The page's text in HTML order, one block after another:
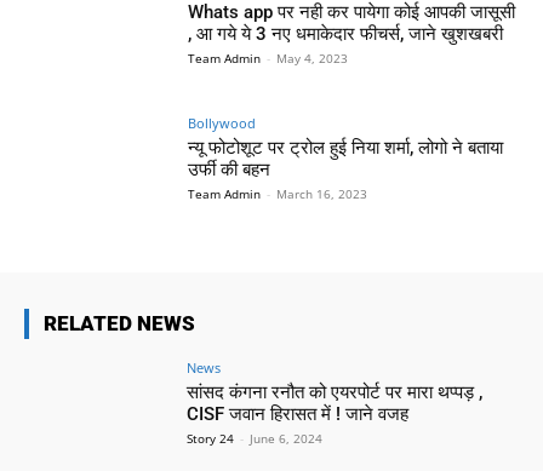
Whats app पर नही कर पायेगा कोई आपकी जासूसी
, आ गये ये 3 नए धमाकेदार फीचर्स, जाने खुशखबरी
Team Admin - May 4, 2023
Bollywood
न्यू फोटोशूट पर ट्रोल हुई निया शर्मा, लोगो ने बताया
उर्फी की बहन
Team Admin - March 16, 2023
RELATED NEWS
News
सांसद कंगना रनौत को एयरपोर्ट पर मारा थप्पड़ ,
CISF जवान हिरासत में ! जाने वजह
Story 24 - June 6, 2024